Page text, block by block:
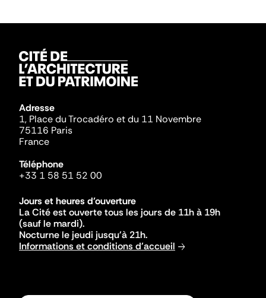
Adresse
1, Place du Trocadéro et du 11 Novembre
75116 Paris
France
Téléphone
+33 1 58 51 52 00
Jours et heures d'ouverture
La Cité est ouverte tous les jours de 11h à 19h
(sauf le mardi).
Nocturne le jeudi jusqu'à 21h.
Informations et conditions d'accueil